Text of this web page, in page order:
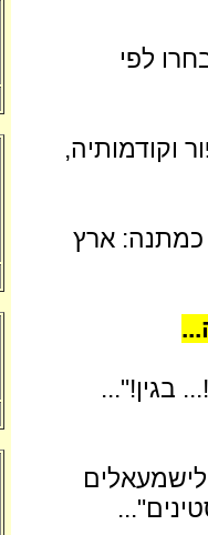
לפי
וקודמותיה,
ארץ
בגין!"...